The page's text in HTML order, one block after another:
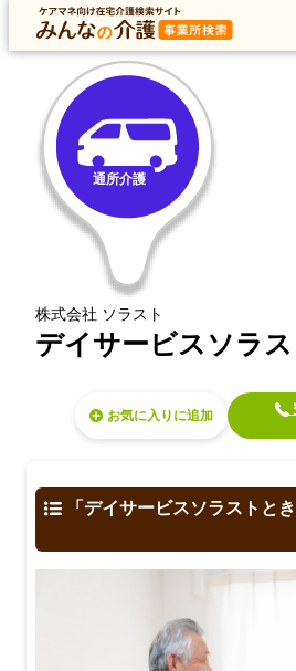
トップ データ
トップ 東京都 板橋区 通所介護 デイサービスソ
通所介護
株式会社 ソラスト
デイサービスソラ
お気に入り
「デイサービスソラストと